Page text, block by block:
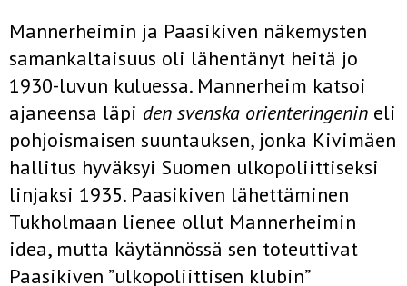
Mannerheimin ja Paasikiven näkemysten
samankaltaisuus oli lähentänyt heitä jo
1930-luvun kuluessa. Mannerheim katsoi
ajaneensa läpi den svenska orienteringenin eli
pohjoismaisen suuntauksen, jonka Kivimäen
hallitus hyväksyi Suomen ulkopoliittiseksi
linjaksi 1935. Paasikiven lähettäminen
Tukholmaan lienee ollut Mannerheimin
idea, mutta käytännössä sen toteuttivat
Paasikiven ”ulkopoliittisen klubin”